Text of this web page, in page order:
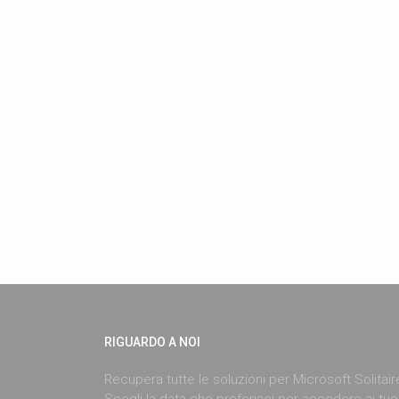
RIGUARDO A NOI
Recupera tutte le soluzioni per Microsoft